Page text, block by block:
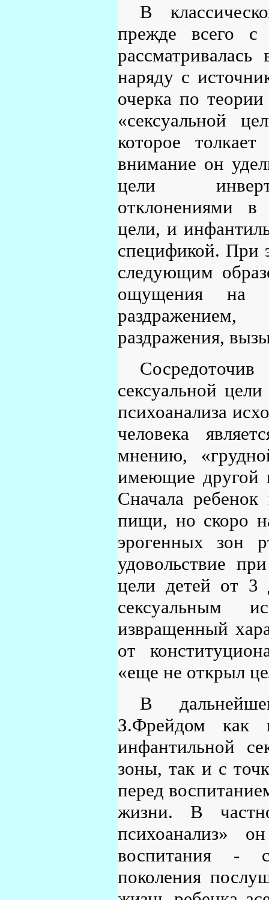
В
прежде всего с
наряду с
очерка по
«сексуальной
которое
внимание он
цели
отклонениями в
цели, и
спецификой. При
следующим
ощущения на
раздражения,
сексуальной
психоанализа
человека
мнению,
имеющие другой
Сначала ребенок
пищи, но скоро
эрогенных зон
удовольствие
цели детей от 3
сексуальным
извращенный
от
«еще не открыл
В
З.Фрейдом как
инфантильной
зоны, так и с
перед
жизни. В
психоанализ»
воспитания -
поколения